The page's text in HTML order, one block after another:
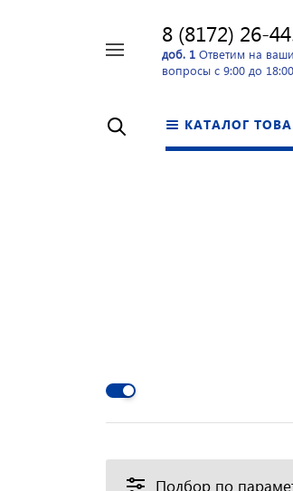
доб. 1 Ответим на ваши
вопросы с 9:00 до 18:00
КАТАЛОГ